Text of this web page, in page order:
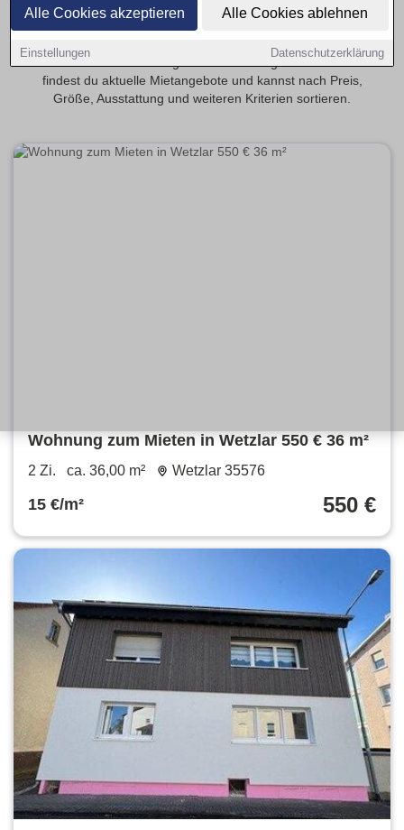
Alle Cookies akzeptieren Alle Cookies ablehnen
Einstellungen Datenschutzerklärung
vergleichen
Paaren und Berufstätigen. Auf Wohnungen-Wetzlar.de
findest du aktuelle Mietangebote und kannst nach Preis,
Größe, Ausstattung und weiteren Kriterien sortieren.
Wohnung zum Mieten in Wetzlar 550 € 36 m²
2 Zi. ca. 36,00 m² Wetzlar 35576
15 €/m² 550 €